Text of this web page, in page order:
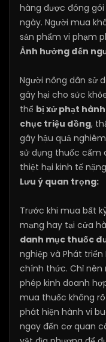
hàng được đóng
ngày. Người mua
sản phẩm vi phạm
Ảnh hưởng đến
Người nông dân sử
gây hại cho sức
thể bị xử phạt
chục triệu đồng,
gây hậu quả
sử dụng thuốc cấm
thiệt hại kinh tế
Lưu ý quan trọng:
Trước khi mua bất
mạng hay tại cửa
danh mục thuốc
nghiệp và Phát
chính thức. Chỉ nên
phép kinh doanh
mua thuốc không
phát hiện hành vi
ngay đến cơ quan